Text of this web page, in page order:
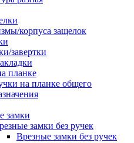
корпуса защелок
завертки
планке
на планке общего
замки
замки без ручек
Врезные замки без ручек